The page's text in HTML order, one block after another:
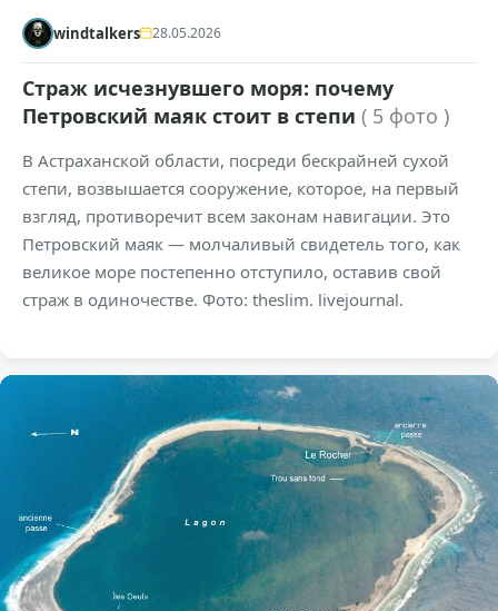
windtalkers 28.05.2026
Страж исчезнувшего моря: почему
Петровский маяк стоит в степи ( 5 фото )
В Астраханской области, посреди бескрайней сухой
степи, возвышается сооружение, которое, на первый
взгляд, противоречит всем законам навигации. Это
Петровский маяк — молчаливый свидетель того, как
великое море постепенно отступило, оставив свой
страж в одиночестве. Фото: theslim. livejournal.